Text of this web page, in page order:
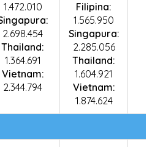
1.472.010
2.698.454
Thailand:
1.364.691
Vietnam:
2.344.794
Filipina:
1.565.950
Singapura:
2.285.056
Thailand:
1.604.921
Vietnam:
1.874.624